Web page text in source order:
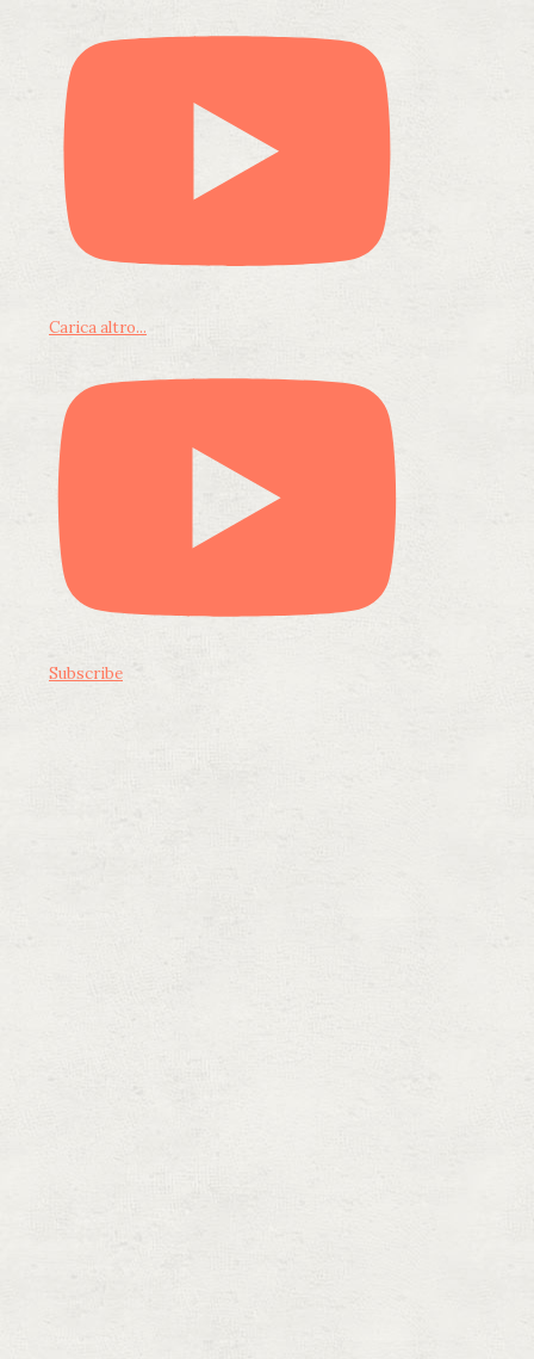
Carica altro...
Subscribe